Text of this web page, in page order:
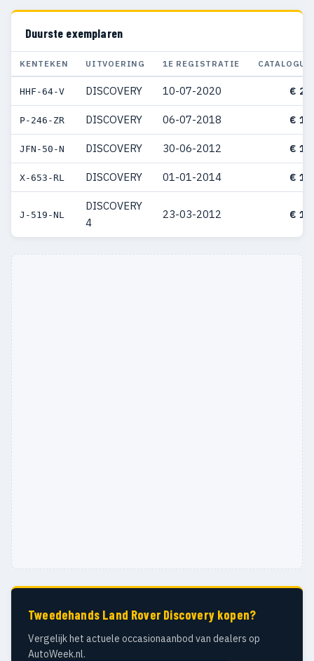
Duurste exemplaren
KENTEKEN UITVOERING 1E REGISTRATIE
HHF-64-V DISCOVERY 10-07-2020 €
P-246-ZR DISCOVERY 06-07-2018 €
JFN-50-N DISCOVERY 30-06-2012 €
X-653-RL DISCOVERY 01-01-2014 €
J-519-NL
DISCOVERY
4
23-03-2012 €
Tweedehands Land Rover Discovery kopen?
Vergelijk het actuele occasionaanbod van dealers op
AutoWeek.nl.